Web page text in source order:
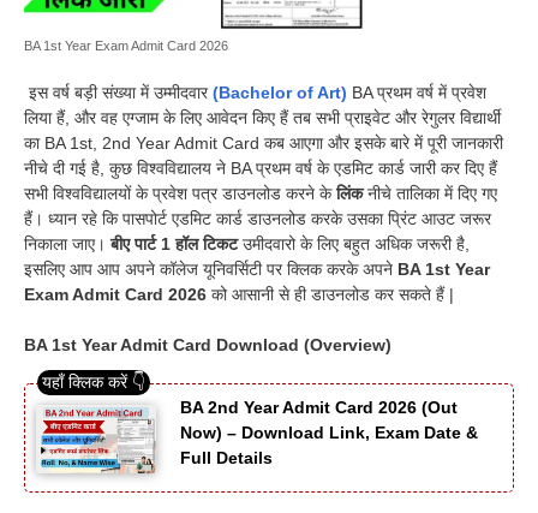
BA 1st Year Exam Admit Card 2026
इस वर्ष बड़ी संख्या में उम्मीदवार (Bachelor of Art) BA प्रथम वर्ष में प्रवेश
लिया हैं, और वह एग्जाम के लिए आवेदन किए हैं तब सभी प्राइवेट और रेगुलर विद्यार्थी
का BA 1st, 2nd Year Admit Card कब आएगा और इसके बारे में पूरी जानकारी
नीचे दी गई है, कुछ विश्वविद्यालय ने BA प्रथम वर्ष के एडमिट कार्ड जारी कर दिए हैं
सभी विश्वविद्यालयों के प्रवेश पत्र डाउनलोड करने केलिंकनीचे तालिका में दिए गए
हैं। ध्यान रहे कि पासपोर्ट एडमिट कार्ड डाउनलोड करके उसका प्रिंट आउट जरूर
निकाला जाए।बीए पार्ट 1 हॉल टिकटउमीदवारो के लिए बहुत अधिक जरूरी है,
इसलिए आप आप अपने कॉलेज यूनिवर्सिटी पर क्लिक करके अपने BA 1st Year
Exam Admit Card 2026 को आसानी से ही डाउनलोड कर सकते हैं |
BA 1st Year Admit Card Download (Overview)
BA 2nd Year Admit Card 2026 (Out
Now) – Download Link, Exam Date &
Full Details